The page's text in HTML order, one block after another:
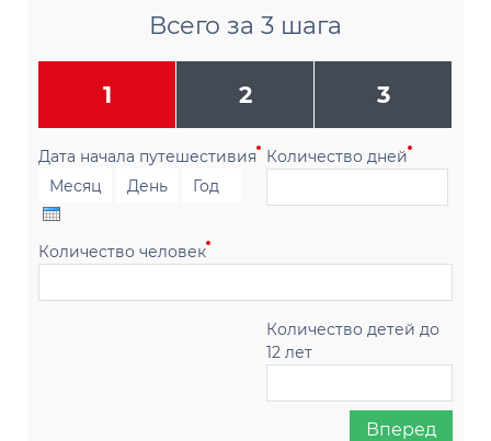
Всего за 3 шага
1 2 3
Дата начала путешестивия
М
е
с
я
Д
н
Г
д
Количество дней
Количество человек
Количество детей до
12 лет
Вперед